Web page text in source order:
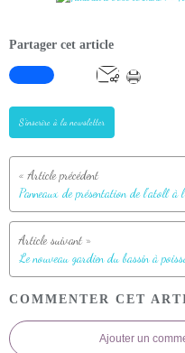
Partager cet article
S'inscrire à la newsletter
Le nouveau gardien du bassin à
COMMENTER CET
Ajouter un